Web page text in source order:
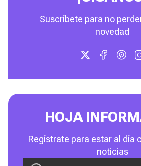
Suscríbete para no
novedad
HOJA
Regístrate para estar al día
noticias